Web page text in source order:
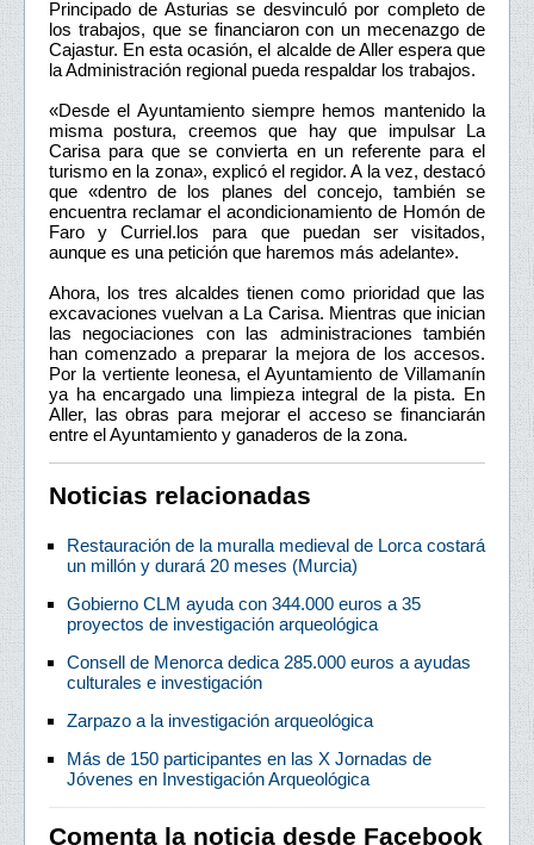
Principado de Asturias se desvinculó por completo de
los trabajos, que se financiaron con un mecenazgo de
Cajastur. En esta ocasión, el alcalde de Aller espera que
la Administración regional pueda respaldar los trabajos.
«Desde el Ayuntamiento siempre hemos mantenido la
misma postura, creemos que hay que impulsar La
Carisa para que se convierta en un referente para el
turismo en la zona», explicó el regidor. A la vez, destacó
que «dentro de los planes del concejo, también se
encuentra reclamar el acondicionamiento de Homón de
Faro y Curriel.los para que puedan ser visitados,
aunque es una petición que haremos más adelante».
Ahora, los tres alcaldes tienen como prioridad que las
excavaciones vuelvan a La Carisa. Mientras que inician
las negociaciones con las administraciones también
han comenzado a preparar la mejora de los accesos.
Por la vertiente leonesa, el Ayuntamiento de Villamanín
ya ha encargado una limpieza integral de la pista. En
Aller, las obras para mejorar el acceso se financiarán
entre el Ayuntamiento y ganaderos de la zona.
Noticias relacionadas
Restauración de la muralla medieval de Lorca costará
un millón y durará 20 meses (Murcia)
Gobierno CLM ayuda con 344.000 euros a 35
proyectos de investigación arqueológica
Consell de Menorca dedica 285.000 euros a ayudas
culturales e investigación
Zarpazo a la investigación arqueológica
Más de 150 participantes en las X Jornadas de
Jóvenes en Investigación Arqueológica
Comenta la noticia desde Facebook